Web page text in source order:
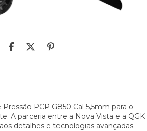
PCP G850 Cal 5,5mm para o
A parceria entre a Nova Vista e a QGK
detalhes e tecnologias avançadas.